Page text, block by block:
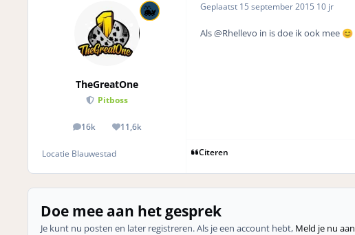
TheGreatOne
Pitboss
16k
posts 11,6k
Reputation
Locatie Blauwestad
Geplaatst 15 september 2015 10 jr
Als @Rhellevo in is doe ik ook mee 😊
Citeren
Doe mee aan het gesprek
Je kunt nu posten en later registreren. Als je een account hebt, Meld je nu aan